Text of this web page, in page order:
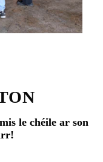
le chéile ar son